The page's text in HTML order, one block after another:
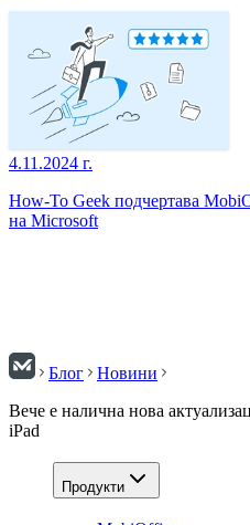
4.11.2024 г.
How-To Geek подчертава
на Microsoft
Блог
Новини
Вече е налична нова
iPad
Продукти